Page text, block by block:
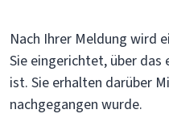
Nach Ihrer Meldung wird
Sie eingerichtet, über das
ist. Sie erhalten darüber
nachgegangen wurde.